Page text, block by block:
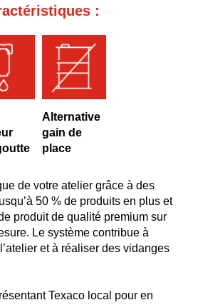
:
Alternative
gain de
place
de votre atelier grâce à des
50 % de produits en plus et
produit de qualité premium sur
Le système contribue à
et à réaliser des vidanges
Texaco local pour en